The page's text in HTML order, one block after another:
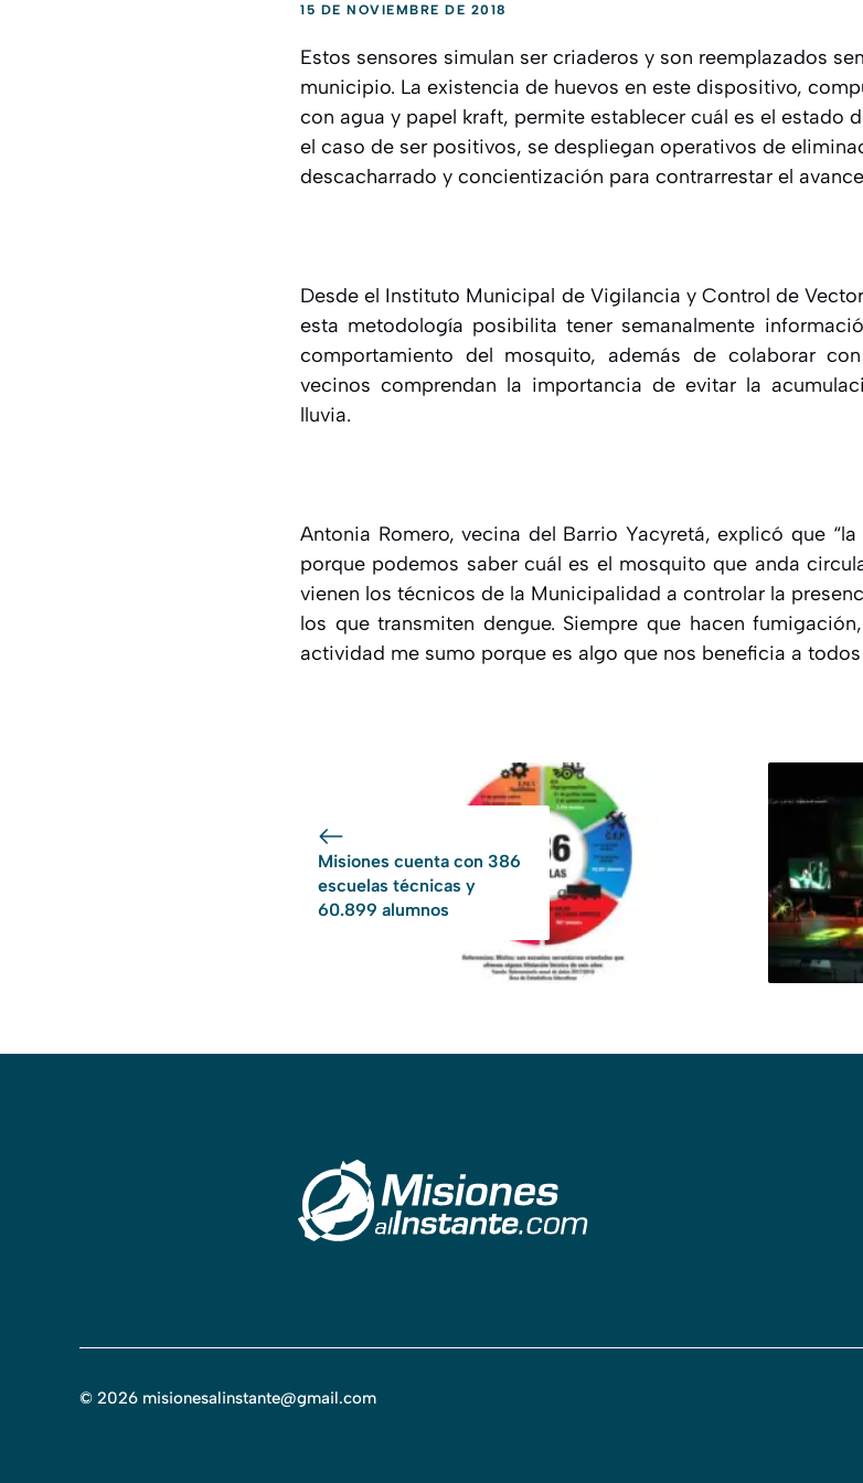
15 DE NOVIEMBRE DE 2018
Estos sensores simulan ser criaderos y son reemplazados
municipio. La existencia de huevos en este dispositivo,
con agua y papel kraft, permite establecer cuál es el estado
el caso de ser positivos, se despliegan operativos de
descacharrado y concientización para contrarrestar el
Desde el Instituto Municipal de Vigilancia y Control de
esta metodología posibilita tener semanalmente
comportamiento del mosquito, además de colaborar
vecinos comprendan la importancia de evitar la
lluvia.
Antonia Romero, vecina del Barrio Yacyretá, explicó que
porque podemos saber cuál es el mosquito que anda
vienen los técnicos de la Municipalidad a controlar la
los que transmiten dengue. Siempre que hacen
actividad me sumo porque es algo que nos beneficia a todos
Misiones cuenta con 386
escuelas técnicas y
60.899 alumnos
© 2026 misionesalinstante@gmail.com